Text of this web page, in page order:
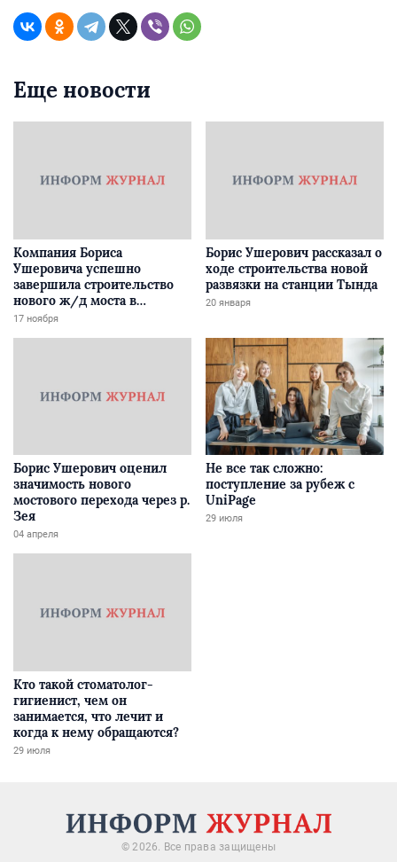
Еще новости
Компания Бориса
Ушеровича успешно
завершила строительство
нового ж/д моста в
Забайкалье
17 ноября
Борис Ушерович рассказал о
ходе строительства новой
развязки на станции Тында
20 января
Борис Ушерович оценил
значимость нового
мостового перехода через р.
Зея
04 апреля
Не все так сложно:
поступление за рубеж с
UniPage
29 июля
Кто такой стоматолог-
гигиенист, чем он
занимается, что лечит и
когда к нему обращаются?
29 июля
© 2026. Все права защищены